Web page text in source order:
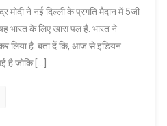
नरेंद्र
ने
मोदी ने नई दिल्ली के प्रगति मैदान में 5जी
भारत के लिए खास पल है. भारत ने
लिया है. बता दें कि, आज से इंडियन
है.जोकि […]